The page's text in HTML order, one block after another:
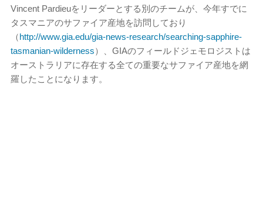
Vincent Pardieuをリーダーとする別のチームが、今年すでに
タスマニアのサファイア産地を訪問しており
（http://www.gia.edu/gia-news-research/searching-sapphire-
tasmanian-wilderness）、GIAのフィールドジェモロジストは
オーストラリアに存在する全ての重要なサファイア産地を網
羅したことになります。